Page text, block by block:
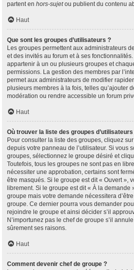
partent en hors-sujetou publient du contenu
Haut
Que sont les groupes d’utilisateurs ?
Les groupes permettent aux administrateurs
et des invités au forum et à ses
appartenir à un ou plusieurs groupes et
permissions. La gestion des membres par
permet aux administrateurs de modifier
plusieurs membres à la fois, telles qu’ajouter
modération ou rendre accessible un forum
Haut
Où trouver la liste des groupes
Pour consulter la liste des groupes, cliquez
depuis votre panneau de l’utilisateur. Si vous
groupes, sélectionnez le groupe désiré et
Toutefois, tous les groupes ne sont pas en
nécessiter une approbation, certains sont
être masqués. Si le groupe est dit « Ouvert »,
librement. Si le groupe est dit « À la demande
groupe mais votre demande nécessitera
groupe. Ce dernier pourra vous demander
rejoindre le groupe et ainsi décider s’il
N’importunez pas le chef de groupe s’il
sûrement ses raisons.
Haut
Comment devenir chef de groupe ?